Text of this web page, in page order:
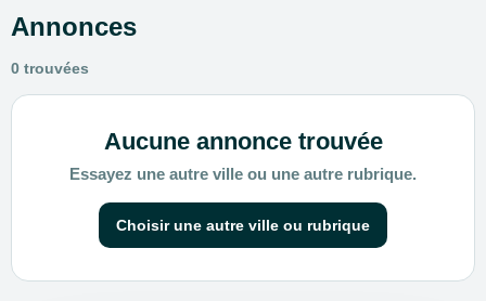
Annonces
0 trouvées
Aucune annonce trouvée
Essayez une autre ville ou une autre rubrique.
Choisir une autre ville ou rubrique